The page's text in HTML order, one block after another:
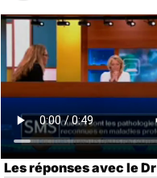
Les réponses avec le